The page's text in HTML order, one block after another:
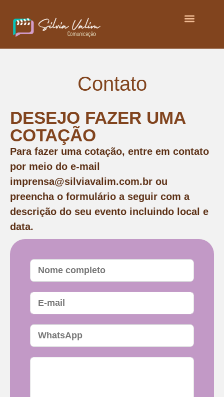
Contato
DESEJO FAZER UMA
COTAÇÃO
Para fazer uma cotação, entre em contato
por meio do e-mail
imprensa@silviavalim.com.br ou
preencha o formulário a seguir com a
descrição do seu evento incluindo local e
data.